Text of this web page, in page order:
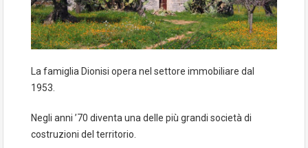
La famiglia Dionisi opera nel settore immobiliare dal
1953.
Negli anni ’70 diventa una delle più grandi società di
costruzioni del territorio.